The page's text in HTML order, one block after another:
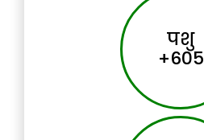
पशु
+693